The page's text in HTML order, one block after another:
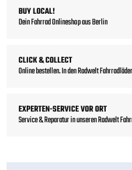
BUY LOCAL!
Dein Fahrrad Onlineshop aus Berlin
CLICK & COLLECT
Online bestellen. In den Radwelt
EXPERTEN-SERVICE VOR ORT
Service & Reparatur in unseren Radwelt